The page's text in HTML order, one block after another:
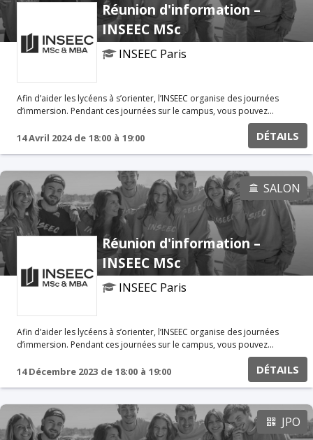
Réunion d'information –
INSEEC MSc
INSEEC Paris
Afin d’aider les lycéens à s’orienter, l’INSEEC organise des journées
d’immersion. Pendant ces journées sur le campus, vous pouvez
assister à certains cours, poser des questions aux étudiants et aux
professeurs. Vous pouvez également participer à des ateliers
étudiants & Alumni Rencontre avec les associations
14 Avril 2024 de 18:00 à 19:00 DÉTAILS
SALON
Réunion d'information –
INSEEC MSc
INSEEC Paris
Afin d’aider les lycéens à s’orienter, l’INSEEC organise des journées
d’immersion. Pendant ces journées sur le campus, vous pouvez
assister à certains cours, poser des questions aux étudiants et aux
professeurs. Vous pouvez également participer à des ateliers
étudiants & Alumni Rencontre avec les associations
14 Décembre 2023 de 18:00 à 19:00 DÉTAILS
JPO